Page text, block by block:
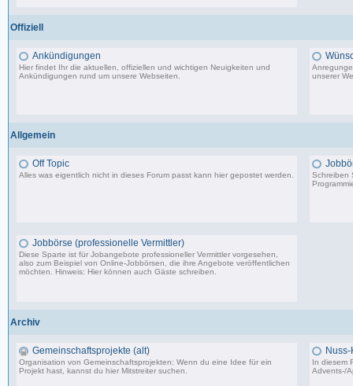
Offiziell
Ankündigungen
Hier findet Ihr die aktuellen, offiziellen und wichtigen Neuigkeiten und
Ankündigungen rund um unsere Webseiten.
unserer
Allgemein
Off Topic
Alles was eigentlich nicht in dieses Forum passt kann hier gepostet werden.
Schreiben
Jobbörse (professionelle Vermittler)
Diese Sparte ist für Jobangebote professioneller Vermittler vorgesehen,
also zum Beispiel von Online-Jobbörsen, die ihre Angebote veröffentlichen
möchten. Hinweis: Hier können auch Gäste schreiben.
Archiv
Gemeinschaftsprojekte (alt)
Organisation von Gemeinschaftsprojekten: Wenn du eine Idee für ein
Projekt hast, kannst du hier Mitstreiter suchen.
Nuss-
In diesem
Advents-/